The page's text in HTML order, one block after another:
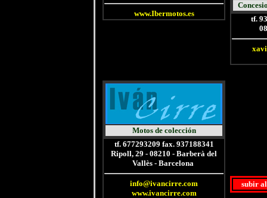
www.Ibermotos.es
tf.
Motos de colección
tf. 677293209 fax. 937188341
Ripoll, 29 - 08210 - Barberà del
Vallès - Barcelona-
info@ivancirre.com
www.ivancirre.com
subir